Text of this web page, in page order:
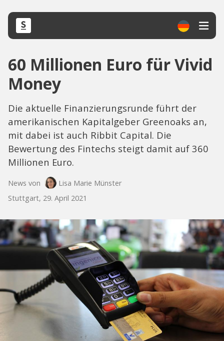
60 Millionen Euro für Vivid
Money
Die aktuelle Finanzierungsrunde führt der
amerikanischen Kapitalgeber Greenoaks an,
mit dabei ist auch Ribbit Capital. Die
Bewertung des Fintechs steigt damit auf 360
Millionen Euro.
News von
Lisa Marie Münster
Stuttgart, 29. April 2021